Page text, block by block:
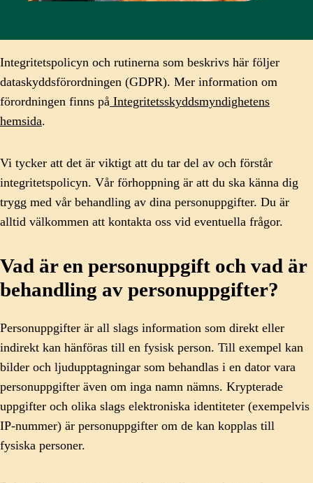
Integritetspolicyn och rutinerna som beskrivs här följer
dataskyddsförordningen (GDPR). Mer information om
förordningen finns på Integritetsskyddsmyndighetens
hemsida.
Vi tycker att det är viktigt att du tar del av och förstår
integritetspolicyn. Vår förhoppning är att du ska känna dig
trygg med vår behandling av dina personuppgifter. Du är
alltid välkommen att kontakta oss vid eventuella frågor.
Vad är en personuppgift och vad är
behandling av personuppgifter?
Personuppgifter är all slags information som direkt eller
indirekt kan hänföras till en fysisk person. Till exempel kan
bilder och ljudupptagningar som behandlas i en dator vara
personuppgifter även om inga namn nämns. Krypterade
uppgifter och olika slags elektroniska identiteter (exempelvis
IP-nummer) är personuppgifter om de kan kopplas till
fysiska personer.